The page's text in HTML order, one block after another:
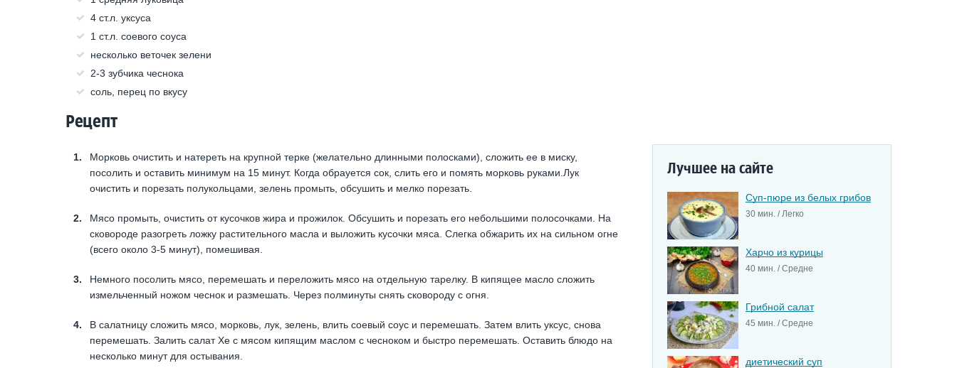
4 ст.л. уксуса
1 ст.л. соевого соуса
несколько веточек зелени
2-3 зубчика чеснока
соль, перец по вкусу
Рецепт
Морковь очистить и натереть на крупной терке (желательно длинными полосками), сложить ее в миску,
посолить и оставить минимум на 15 минут. Когда обрауется сок, слить его и помять морковь руками.Лук
очистить и порезать полукольцами, зелень промыть, обсушить и мелко порезать.
Мясо промыть, очистить от кусочков жира и прожилок. Обсушить и порезать его небольшими полосочками. На
сковороде разогреть ложку растительного масла и выложить кусочки мяса. Слегка обжарить их на сильном огне
(всего около 3-5 минут), помешивая.
Немного посолить мясо, перемешать и переложить мясо на отдельную тарелку. В кипящее масло сложить
измельченный ножом чеснок и размешать. Через полминуты снять сковороду с огня.
В салатницу сложить мясо, морковь, лук, зелень, влить соевый соус и перемешать. Затем влить уксус, снова
перемешать. Залить салат Хе с мясом кипящим маслом с чесноком и быстро перемешать. Оставить блюдо на
несколько минут для остывания.
Лучшее на сайте
Суп-пюре из белых грибов
30 мин. / Легко
Харчо из курицы
40 мин. / Средне
Грибной салат
45 мин. / Средне
диетический суп